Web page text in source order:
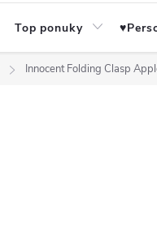
Top ponuky
Innocent Folding Clasp